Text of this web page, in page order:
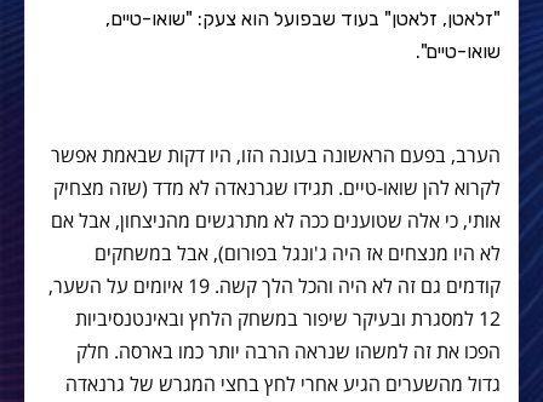
"זלאטן, זלאטן" בעוד שבפועל הוא צעק: "שואו-טיים,
שואו-טיים".
הערב, בפעם הראשונה בעונה הזו, היו דקות שבאמת אפשר
לקרוא להן שואו-טיים. תגידו שגרנאדה לא מדד (שזה מצחיק
אותי, כי אלה שטוענים ככה לא מתרגשים מהניצחון, אבל אם
לא היו מנצחים אז היה ג'ונגל בפורום), אבל במשחקים
קודמים גם זה לא היה והכל הלך קשה. 19 איומים על השער,
12 למסגרת ובעיקר שיפור במשחק הלחץ ובאינטנסיביות
הפכו את זה למשהו שנראה הרבה יותר כמו בארסה. חלק
גדול מהשערים הגיע אחרי לחץ בחצי המגרש של גרנאדה